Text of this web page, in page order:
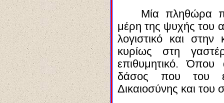
Μία πληθώρα
μέρη της ψυχής του
λογιστικό και
κυρίως στη
επιθυμητικό. Όπου
δάσος που του
Δικαιοσύνης και του